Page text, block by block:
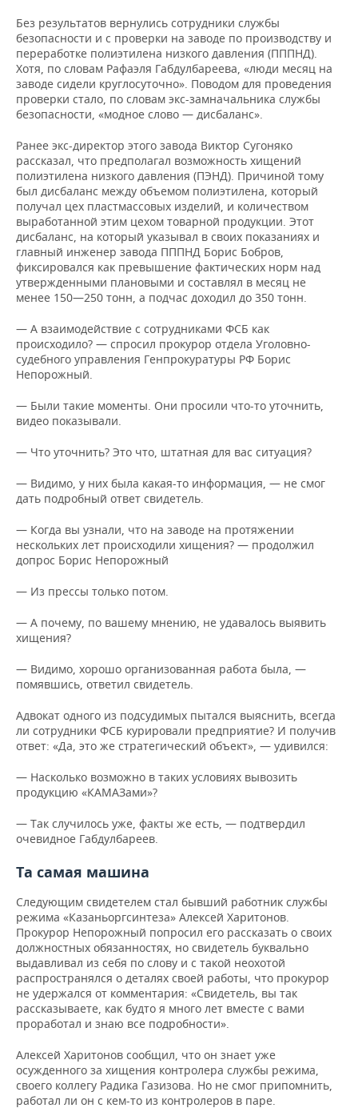
Без результатов вернулись сотрудники службы
безопасности и с проверки на заводе по производству и
переработке полиэтилена низкого давления (ПППНД).
Хотя, по словам Рафаэля Габдулбареева, «люди месяц на
заводе сидели круглосуточно». Поводом для проведения
проверки стало, по словам экс-замначальника службы
безопасности, «модное слово — дисбаланс».
Ранее экс-директор этого завода Виктор Сугоняко
рассказал, что предполагал возможность хищений
полиэтилена низкого давления (ПЭНД). Причиной тому
был дисбаланс между объемом полиэтилена, который
получал цех пластмассовых изделий, и количеством
выработанной этим цехом товарной продукции. Этот
дисбаланс, на который указывал в своих показаниях и
главный инженер завода ПППНД Борис Бобров,
фиксировался как превышение фактических норм над
утвержденными плановыми и составлял в месяц не
менее 150—250 тонн, а подчас доходил до 350 тонн.
— А взаимодействие с сотрудниками ФСБ как
происходило? — спросил прокурор отдела Уголовно-
судебного управления Генпрокуратуры РФ Борис
Непорожный.
— Были такие моменты. Они просили что-то уточнить,
видео показывали.
— Что уточнить? Это что, штатная для вас ситуация?
— Видимо, у них была какая-то информация, — не смог
дать подробный ответ свидетель.
— Когда вы узнали, что на заводе на протяжении
нескольких лет происходили хищения? — продолжил
допрос Борис Непорожный
— Из прессы только потом.
— А почему, по вашему мнению, не удавалось выявить
хищения?
— Видимо, хорошо организованная работа была, —
помявшись, ответил свидетель.
Адвокат одного из подсудимых пытался выяснить, всегда
ли сотрудники ФСБ курировали предприятие? И получив
ответ: «Да, это же стратегический объект», — удивился:
— Насколько возможно в таких условиях вывозить
продукцию «КАМАЗами»?
— Так случилось уже, факты же есть, — подтвердил
очевидное Габдулбареев.
Та самая машина
Следующим свидетелем стал бывший работник службы
режима «Казаньоргсинтеза» Алексей Харитонов.
Прокурор Непорожный попросил его рассказать о своих
должностных обязанностях, но свидетель буквально
выдавливал из себя по слову и с такой неохотой
распространялся о деталях своей работы, что прокурор
не удержался от комментария: «Свидетель, вы так
рассказываете, как будто я много лет вместе с вами
проработал и знаю все подробности».
Алексей Харитонов сообщил, что он знает уже
осужденного за хищения контролера службы режима,
своего коллегу Радика Газизова. Но не смог припомнить,
работал ли он с кем-то из контролеров в паре.